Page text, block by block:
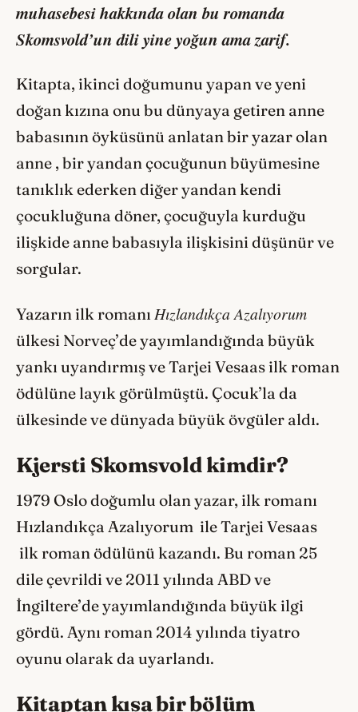
muhasebesi hakkında olan bu romanda
Skomsvold’un dili yine yoğun ama zarif.
Kitapta, ikinci doğumunu yapan ve yeni
doğan kızına onu bu dünyaya getiren anne
babasının öyküsünü anlatan bir yazar olan
anne , bir yandan çocuğunun büyümesine
tanıklık ederken diğer yandan kendi
çocukluğuna döner, çocuğuyla kurduğu
ilişkide anne babasıyla ilişkisini düşünür ve
sorgular.
Yazarın ilk romanı Hızlandıkça Azalıyorum
ülkesi Norveç’de yayımlandığında büyük
yankı uyandırmış ve Tarjei Vesaas ilk roman
ödülüne layık görülmüştü. Çocuk’la da
ülkesinde ve dünyada büyük övgüler aldı.
Kjersti Skomsvold kimdir?
1979 Oslo doğumlu olan yazar, ilk romanı
Hızlandıkça Azalıyorum ile Tarjei Vesaas
ilk roman ödülünü kazandı. Bu roman 25
dile çevrildi ve 2011 yılında ABD ve
İngiltere’de yayımlandığında büyük ilgi
gördü. Aynı roman 2014 yılında tiyatro
oyunu olarak da uyarlandı.
Kitaptan kısa bir bölüm